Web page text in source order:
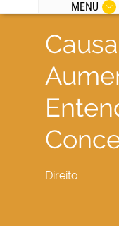
MENU
Direito